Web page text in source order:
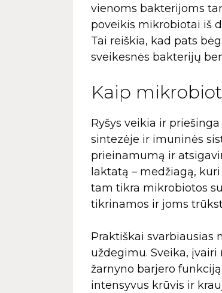
vienoms bakterijoms
poveikis mikrobiotai iš
Tai reiškia, kad pats
sveikesnės bakterijų
Kaip
Ryšys veikia ir
sintezėje ir imuninės
prieinamumą ir
laktatą – medžiagą,
tam tikra mikrobiotos
tikrinamos ir joms
Praktiškai svarbiausias
uždegimu. Sveika,
žarnyno barjero
intensyvus krūvis ir